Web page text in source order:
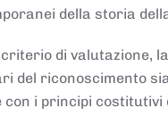
della storia
di valutazione,
del riconoscimento
i principi costitutivi